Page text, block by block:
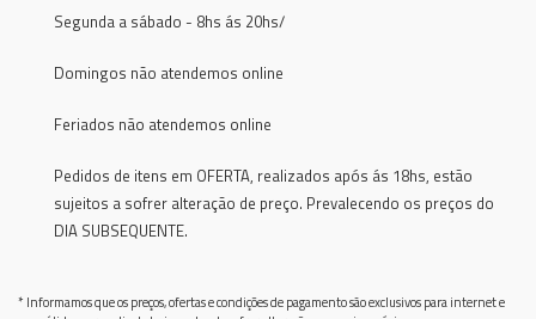
Segunda a sábado - 8hs ás 20hs/
Domingos não atendemos online
Feriados não atendemos online
Pedidos de itens em OFERTA, realizados após ás 18hs, estão
sujeitos a sofrer alteração de preço. Prevalecendo os preços do
DIA SUBSEQUENTE.
* Informamos que os preços, ofertas e condições de pagamento são exclusivos para internet e